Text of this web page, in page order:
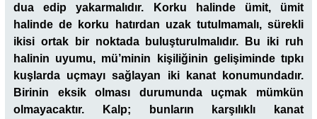
dua edip yakarmalıdır. Korku halinde ümit, ümit
halinde de korku hatırdan uzak tutulmamalı, sürekli
ikisi ortak bir noktada buluşturulmalıdır. Bu iki ruh
halinin uyumu, mü’minin kişiliğinin gelişiminde tıpkı
kuşlarda uçmayı sağlayan iki kanat konumundadır.
Birinin eksik olması durumunda uçmak mümkün
olmayacaktır. Kalp; bunların karşılıklı kanat